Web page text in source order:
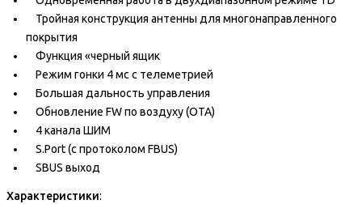
Тройная конструкция антенны для многонаправленного
покрытия
Функция «черный ящик
Режим гонки 4 мс с телеметрией
Большая дальность управления
Обновление FW по воздуху (OTA)
4 канала ШИМ
S.Port (с протоколом FBUS)
SBUS выход
Характеристики: